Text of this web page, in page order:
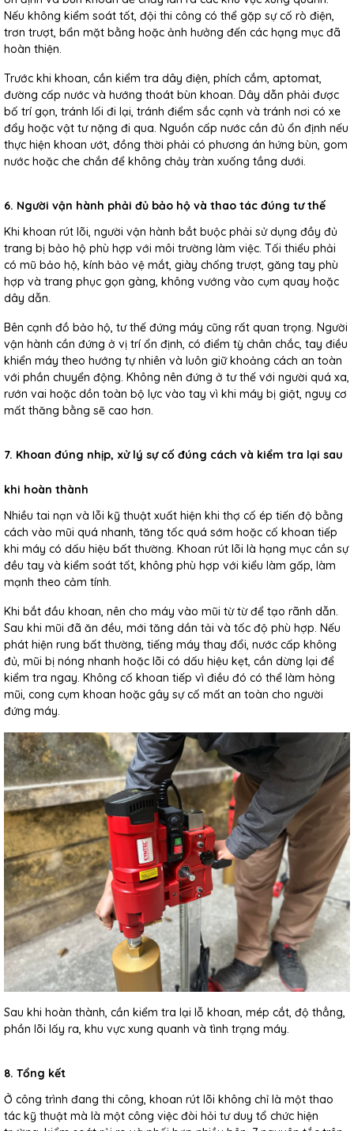
Nếu không kiểm soát tốt, đội thi công có thể gặp sự cố rò điện,
trơn trượt, bẩn mặt bằng hoặc ảnh hưởng đến các hạng mục đã
hoàn thiện.
Trước khi khoan, cần kiểm tra dây điện, phích cắm, aptomat,
đường cấp nước và hướng thoát bùn khoan. Dây dẫn phải được
bố trí gọn, tránh lối đi lại, tránh điểm sắc cạnh và tránh nơi có xe
đẩy hoặc vật tư nặng đi qua. Nguồn cấp nước cần đủ ổn định nếu
thực hiện khoan ướt, đồng thời phải có phương án hứng bùn, gom
nước hoặc che chắn để không chảy tràn xuống tầng dưới.
6. Người vận hành phải đủ bảo hộ và thao tác đúng tư thế
Khi khoan rút lõi, người vận hành bắt buộc phải sử dụng đầy đủ
trang bị bảo hộ phù hợp với môi trường làm việc. Tối thiểu phải
có mũ bảo hộ, kính bảo vệ mắt, giày chống trượt, găng tay phù
hợp và trang phục gọn gàng, không vướng vào cụm quay hoặc
dây dẫn.
Bên cạnh đồ bảo hộ, tư thế đứng máy cũng rất quan trọng. Người
vận hành cần đứng ở vị trí ổn định, có điểm tỳ chân chắc, tay điều
khiển máy theo hướng tự nhiên và luôn giữ khoảng cách an toàn
với phần chuyển động. Không nên đứng ở tư thế với người quá xa,
rướn vai hoặc dồn toàn bộ lực vào tay vì khi máy bị giật, nguy cơ
mất thăng bằng sẽ cao hơn.
7. Khoan đúng nhịp, xử lý sự cố đúng cách và kiểm tra lại sau
khi hoàn thành
Nhiều tai nạn và lỗi kỹ thuật xuất hiện khi thợ cố ép tiến độ bằng
cách vào mũi quá nhanh, tăng tốc quá sớm hoặc cố khoan tiếp
khi máy có dấu hiệu bất thường. Khoan rút lõi là hạng mục cần sự
đều tay và kiểm soát tốt, không phù hợp với kiểu làm gấp, làm
mạnh theo cảm tính.
Khi bắt đầu khoan, nên cho máy vào mũi từ từ để tạo rãnh dẫn.
Sau khi mũi đã ăn đều, mới tăng dần tải và tốc độ phù hợp. Nếu
phát hiện rung bất thường, tiếng máy thay đổi, nước cấp không
đủ, mũi bị nóng nhanh hoặc lõi có dấu hiệu kẹt, cần dừng lại để
kiểm tra ngay. Không cố khoan tiếp vì điều đó có thể làm hỏng
mũi, cong cụm khoan hoặc gây sự cố mất an toàn cho người
đứng máy.
Sau khi hoàn thành, cần kiểm tra lại lỗ khoan, mép cắt, độ thẳng,
phần lõi lấy ra, khu vực xung quanh và tình trạng máy.
8. Tổng kết
Ở công trình đang thi công, khoan rút lõi không chỉ là một thao
tác kỹ thuật mà là một công việc đòi hỏi tư duy tổ chức hiện